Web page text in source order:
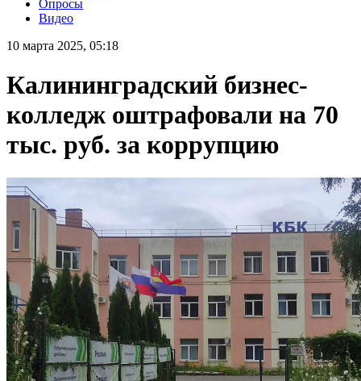
Опросы
Видео
10 марта 2025, 05:18
Калининградский бизнес-
колледж оштрафовали на 70
тыс. руб. за коррупцию